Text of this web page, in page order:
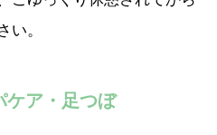
い。
ケア・足つぼ